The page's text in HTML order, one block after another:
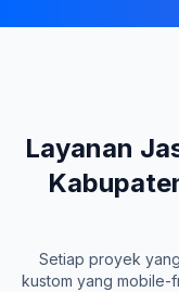
Layanan
Setiap proyek
kustom yang mobile-